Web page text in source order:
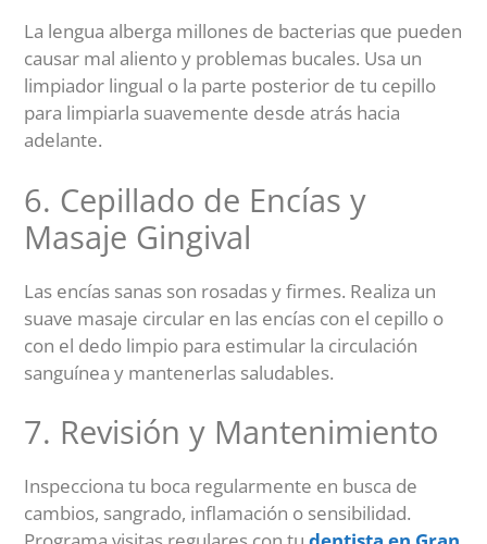
La lengua alberga millones de bacterias que pueden
causar mal aliento y problemas bucales. Usa un
limpiador lingual o la parte posterior de tu cepillo
para limpiarla suavemente desde atrás hacia
adelante.
6. Cepillado de Encías y
Masaje Gingival
Las encías sanas son rosadas y firmes. Realiza un
suave masaje circular en las encías con el cepillo o
con el dedo limpio para estimular la circulación
sanguínea y mantenerlas saludables.
7. Revisión y Mantenimiento
Inspecciona tu boca regularmente en busca de
cambios, sangrado, inflamación o sensibilidad.